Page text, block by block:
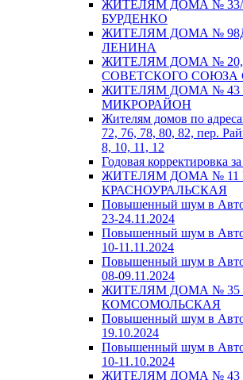
ЖИТЕЛЯМ ДОМА № 33/
БУРДЕНКО
ЖИТЕЛЯМ ДОМА №
ЛЕНИНА
ЖИТЕЛЯМ ДОМА № 20,
СОВЕТСКОГО СОЮЗА
ЖИТЕЛЯМ ДОМА № 43
МИКРОРАЙОН
Жителям домов по
72, 76, 78, 80, 82, пер.
8, 10, 11, 12
Годовая корректировка
ЖИТЕЛЯМ ДОМА № 11
КРАСНОУРАЛЬСКАЯ
Повышенный шум в
23-24.11.2024
Повышенный шум в
10-11.11.2024
Повышенный шум в
08-09.11.2024
ЖИТЕЛЯМ ДОМА № 35
КОМСОМОЛЬСКАЯ
Повышенный шум в
19.10.2024
Повышенный шум в
10-11.10.2024
ЖИТЕЛЯМ ДОМА № 43